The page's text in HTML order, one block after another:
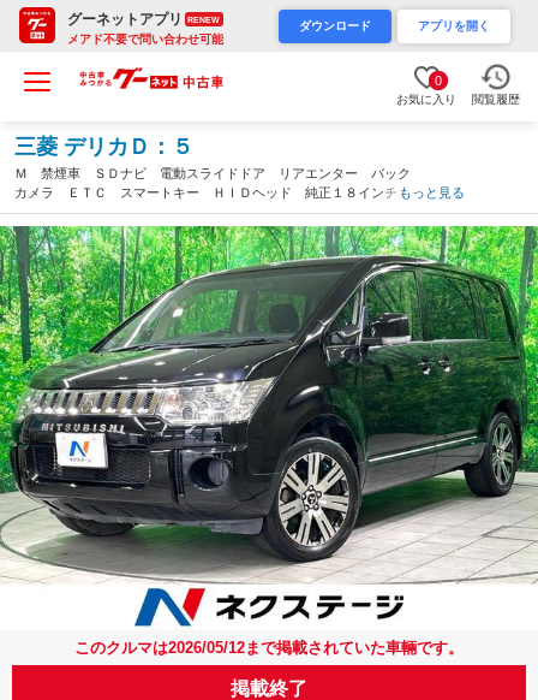
グーネットアプリ RENEW
メアド不要で問い合わせ可能
ダウンロード アプリを開く
0
お気に入り 閲覧履歴
三菱 デリカＤ：５
Ｍ 禁煙車 ＳＤナビ 電動スライドドア リアエンター バック
カメラ ＥＴＣ スマートキー ＨＩＤヘッド 純正１８インチア
ルミ オートライト オートエアコン ＣＤ／ＤＶＤ再生 電動格
納ミラー（大分県）
もっと見る
このクルマは2026/05/12まで掲載されていた車輛です。
掲載終了